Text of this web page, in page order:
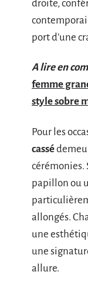
droite,
port d’une
A lire en
femme
style sobre
Pour les
cassé
cérémonies.
papillon ou
allongés.
une
une
allure.